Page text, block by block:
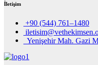
İletişim
+90 (544) 761–1480
Yenişehir Mah. Gazi